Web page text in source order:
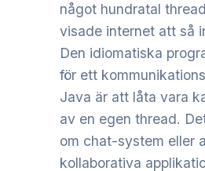
något hundratal
visade internet att så
Den idiomatiska
för ett
Java är att låta vara
av en egen thread.
om chat-system eller
kollaborativa